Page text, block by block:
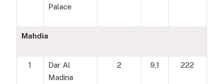
Palace
Mahdia
1
Dar Al
Madina
2 9,1 222